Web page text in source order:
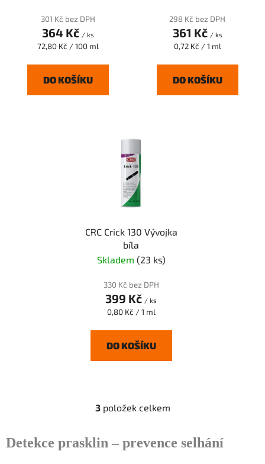
301 Kč bez DPH
364 Kč / ks
Měrná
72,80 Kč / 100 ml
DO KOŠÍKU
298 Kč bez DPH
361 Kč / ks
Měrná
0,72 Kč / 1 ml
DO KOŠÍKU
CRC Crick 130 Vývojka
bíla
Skladem (23 ks)
330 Kč bez DPH
399 Kč / ks
Měrná
0,80 Kč / 1 ml
DO KOŠÍKU
O
l
á
3položek celkem
Detekce prasklin – prevence selhání